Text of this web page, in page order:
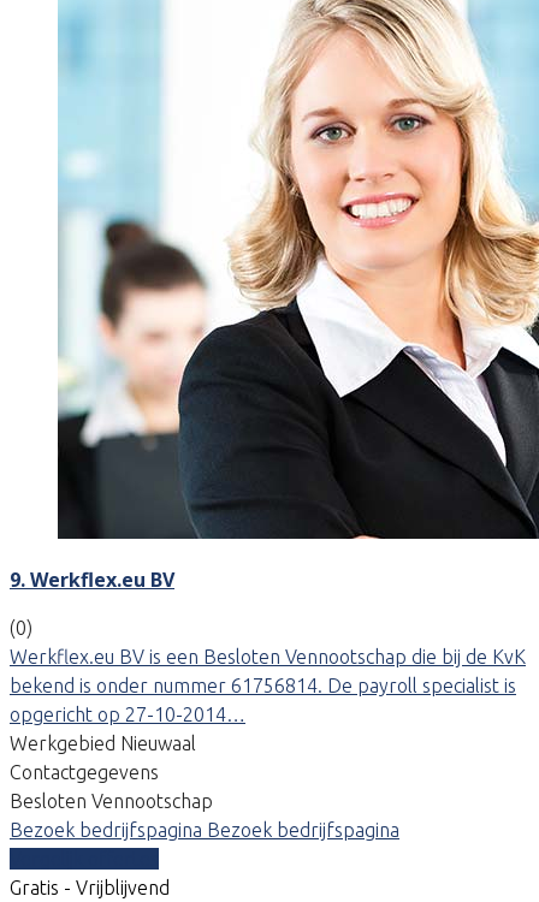
9. Werkflex.eu BV
(0)
Werkflex.eu BV is een Besloten Vennootschap die bij de KvK
bekend is onder nummer 61756814. De payroll specialist is
opgericht op 27-10-2014…
Werkgebied Nieuwaal
Contactgegevens
Besloten Vennootschap
Bezoek bedrijfspagina Bezoek bedrijfspagina
Gratis - Vrijblijvend